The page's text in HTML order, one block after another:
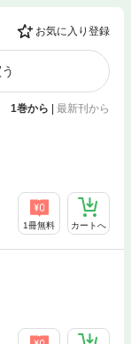
お気に入り登録
1巻から | 最新刊から
1冊無料 カートへ